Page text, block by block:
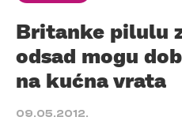
Britanke pilulu
odsad mogu
na kućna vrata
09.05.2012.